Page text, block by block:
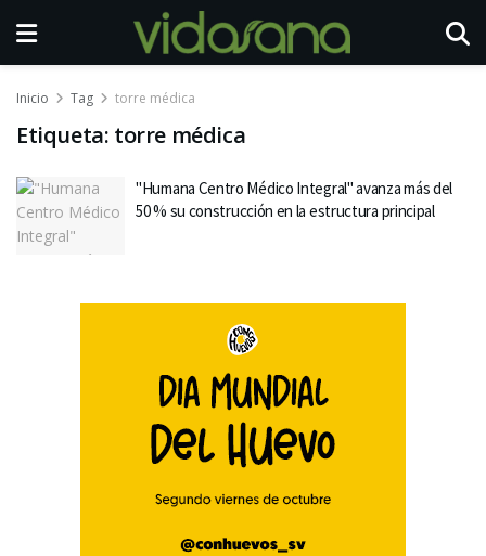
Inicio Tag torre médica
Etiqueta: torre médica
"Humana Centro Médico Integral" avanza más del
50 % su construcción en la estructura principal